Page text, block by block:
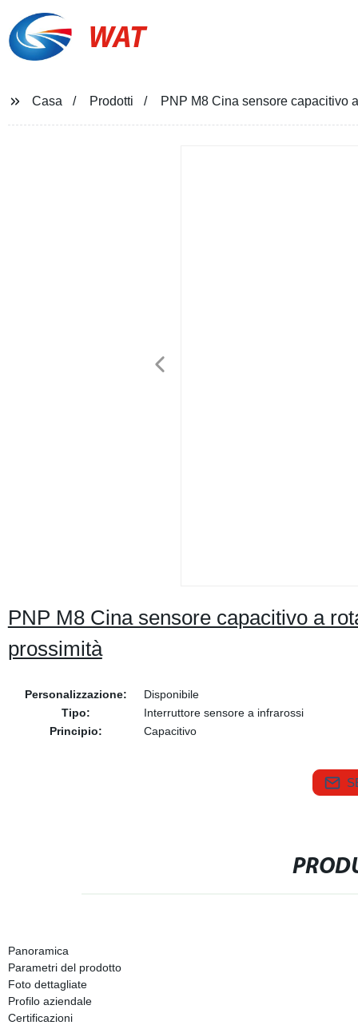
WAT
Casa Prodotti PNP M8 Cina sensore capacitivo
PNP M8 Cina sensore capacitivo a
prossimità
Personalizzazione:
Disponibile
Tipo:
Interruttore sensore a infrarossi
Principio:
Capacitivo
Panoramica
Parametri del prodotto
Foto dettagliate
Profilo aziendale
Certificazioni